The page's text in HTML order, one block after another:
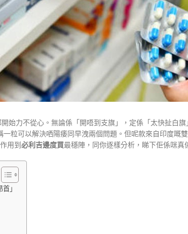
始力不從心。無論係「開唔到支旗」，定係「太快扯白
一粒可以解決哂陽痿同早洩兩個問題。但呢款來自印度嘅
用到必利吉邊度買最穩陣，同你逐樣分析，睇下佢係咪真
」